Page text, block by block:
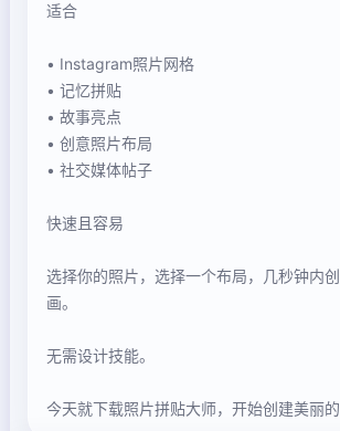
适合
• Instagram照片网格
• 记忆拼贴
• 故事亮点
• 创意照片布局
• 社交媒体帖子
快速且容易
选择你的照片，选择一个布局，几秒钟内
画。
无需设计技能。
今天就下载照片拼贴大师，开始创建美丽的